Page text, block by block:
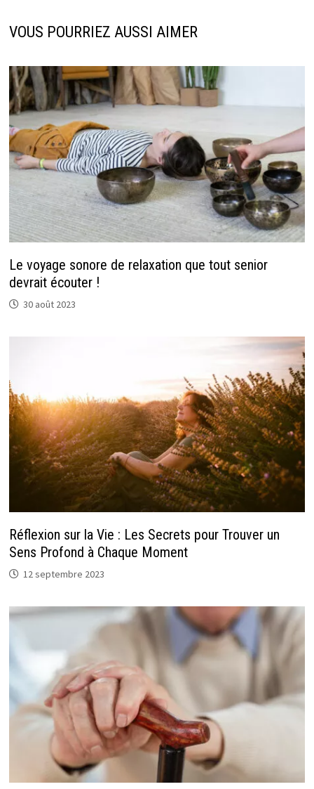
VOUS POURRIEZ AUSSI AIMER
Le voyage sonore de relaxation que tout senior
devrait écouter !
30 août 2023
Réflexion sur la Vie : Les Secrets pour Trouver un
Sens Profond à Chaque Moment
12 septembre 2023